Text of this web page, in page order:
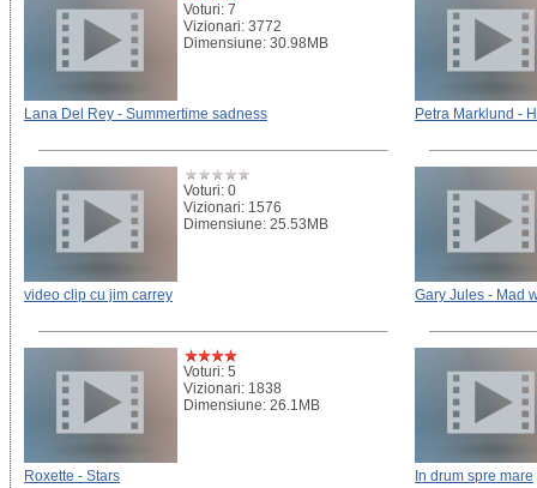
Voturi: 7
Vizionari: 3772
Dimensiune: 30.98MB
Lana Del Rey - Summertime sadness Petra Marklund -
Voturi: 0
Vizionari: 1576
Dimensiune: 25.53MB
video clip cu jim carrey Gary Jules - Mad
Voturi: 5
Vizionari: 1838
Dimensiune: 26.1MB
Roxette - Stars In drum spre mare